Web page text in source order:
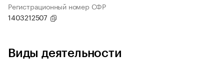
Регистрационный номер СФР
1403212507
Виды деятельности